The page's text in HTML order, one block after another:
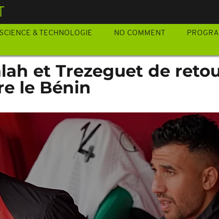
SCIENCE & TECHNOLOGIE NO COMMENT
et Trezeguet de
le Bénin